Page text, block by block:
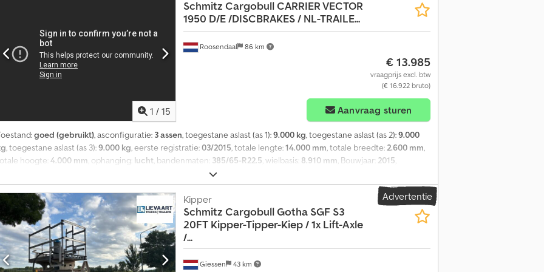
1 / 15
Roosendaal 86 km
Schmitz CargobullCARRIER VECTOR
1950 D/E /DISCBRAKES / NL-TRAILE...
€ 13.985
vraagprijs excl. btw
(€ 16.922 bruto)
Aanvraag sturen
goed (gebruikt), asconfiguratie: 3 assen, toegestane aslast (as 1):9.000 kg, toegestane aslast (as 2):9.000
, toegestane aslast (as 3):9.000 kg, eerste registratie:03/2015, totale lengte:14.000 mm, totale breedte:2.600 mm,
hoogte:4.000 mm, ophanging: lucht, bandenmaten: 385/65-R22.5, wielbasis: 8.910 mm, Bouwjaar: 2015,
, = Extra opties en accessoires = - EBS - Achterdeuren - Koel-/vriesinstallatie - Luchtvering -
= Opmerkingen = 2015 Schmitz koeltrailer met ABS/EBS, SCHMITZ/ROTOS assen met schijfremmen,
CARRIER VECTOR 1950 D/E (dieseluren: 14.493 uur / elektrische uren: 2.493 uur), aluminium vloer, binnenafmetingen:
13,32 x 2,50 x 2,65 m, banden: 385/65-R22.5 (profiel links: 2/6/4 mm; profiel rechts: 11/5/6 mm), leeggewicht: 8.713 kg,
totaal gewicht: 42.000 kg, Nederlandse registratie met geldige periodieke keuring (APK) tot 08.09.2026 =
informatie = Asconfiguratie Bandenmaat: 385/65-R22.5 Merk assen: ROTOS/SCHMITZ DISC Remmen:
Vering: Luchtvering Achteras 1: Max. aslast: 9000 kg; Bandenprofiel links: 15%; Bandenprofiel rechts: 70%
2: Max. aslast: 9000 kg; Bandenprofiel links: 40%; Bandenprofiel rechts: 35% Achteras 3: Max. aslast: 9000 kg;
Advertentie
Giessen 43 km
Kipper
Schmitz Cargobull Gotha SGF S3
20FT Kipper-Tipper-Kiep / 1x Lift-Axle
/...